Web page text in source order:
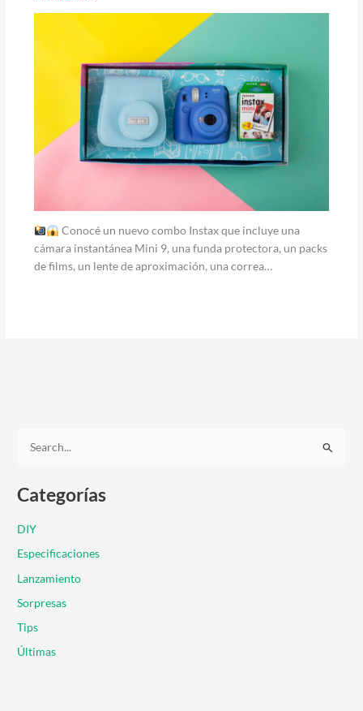
Conocé un nuevo combo Instax que incluye una
cámara instantánea Mini 9, una funda protectora, un packs
de films, un lente de aproximación, una correa…
s
a
r
p
o
r
:
Categorías
DIY
Especificaciones
Lanzamiento
Sorpresas
Tips
Últimas